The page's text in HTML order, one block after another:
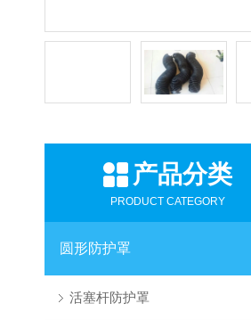
产品分类
PRODUCT CATEGORY
圆形防护罩
活塞杆防护罩